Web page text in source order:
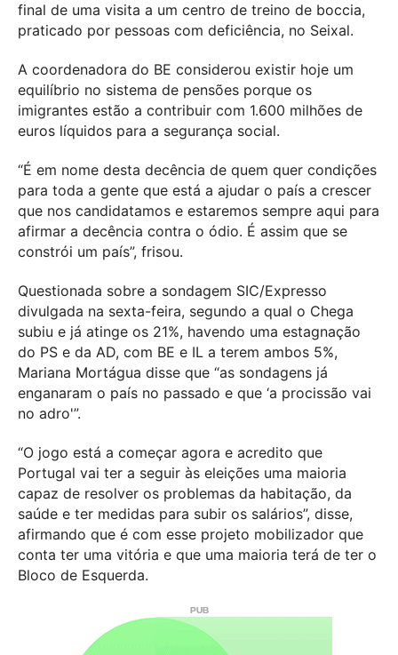
final de uma visita a um centro de treino de boccia,
praticado por pessoas com deficiência, no Seixal.
A coordenadora do BE considerou existir hoje um
equilíbrio no sistema de pensões porque os
imigrantes estão a contribuir com 1.600 milhões de
euros líquidos para a segurança social.
“É em nome desta decência de quem quer condições
para toda a gente que está a ajudar o país a crescer
que nos candidatamos e estaremos sempre aqui para
afirmar a decência contra o ódio. É assim que se
constrói um país”, frisou.
Questionada sobre a sondagem SIC/Expresso
divulgada na sexta-feira, segundo a qual o Chega
subiu e já atinge os 21%, havendo uma estagnação
do PS e da AD, com BE e IL a terem ambos 5%,
Mariana Mortágua disse que “as sondagens já
enganaram o país no passado e que ‘a procissão vai
no adro'”.
“O jogo está a começar agora e acredito que
Portugal vai ter a seguir às eleições uma maioria
capaz de resolver os problemas da habitação, da
saúde e ter medidas para subir os salários”, disse,
afirmando que é com esse projeto mobilizador que
conta ter uma vitória e que uma maioria terá de ter o
Bloco de Esquerda.